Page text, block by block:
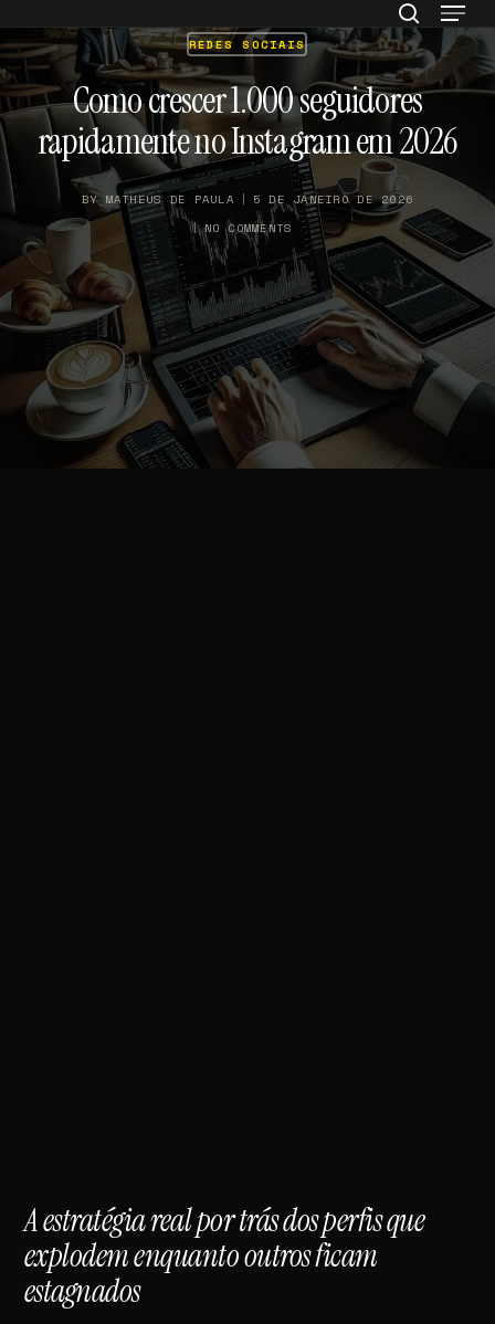
to
main
content
search
REDES SOCIAIS
Como crescer 1.000 seguidores
rapidamente no Instagram em 2026
BY MATHEUS DE PAULA
5 DE JANEIRO DE 2026
NO COMMENTS
A estratégia real por trás dos perfis que
explodem enquanto outros ficam
estagnados
Close
Menu